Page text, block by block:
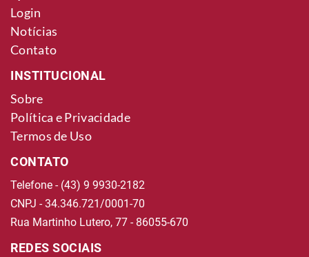
Login
Notícias
Contato
INSTITUCIONAL
Sobre
Política e Privacidade
Termos de Uso
CONTATO
Telefone - (43) 9 9930-2182
CNPJ - 34.346.721/0001-70
Rua Martinho Lutero, 77 - 86055-670
REDES SOCIAIS